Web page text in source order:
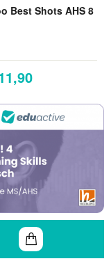
Best Shots AHS 8